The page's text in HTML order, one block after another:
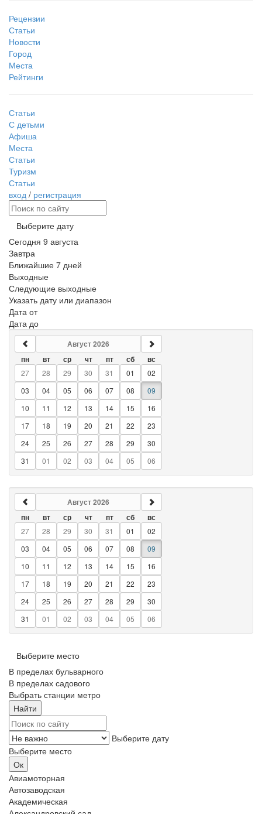
Рецензии
Статьи
Новости
Город
Места
Рейтинги
Статьи
С детьми
Афиша
Места
Статьи
Туризм
Статьи
вход / регистрация
Выберите дату
Сегодня 9 августа
Завтра
Ближайшие 7 дней
Выходные
Следующие выходные
Указать дату или диапазон
Дата от
Дата до
Август 2026
пн вт ср чт пт сб
вс
27
28 29 30 31 01
02
03
04 05 06 07 08
09
10
11 12 13 14 15
16
17
18 19 20 21 22
23
24
25 26 27 28 29
30
31
01 02 03 04 05 06
Август 2026
пн вт ср чт пт сб
вс
27
28 29 30 31 01
02
03
04 05 06 07 08
09
10
11 12 13 14 15
16
17
18 19 20 21 22
23
24
25 26 27 28 29
30
31
01 02 03 04 05 06
Выберите место
В пределах бульварного
В пределах садового
Выбрать станции метро
Выберите дату
Выберите место
Авиамоторная
Автозаводская
Академическая